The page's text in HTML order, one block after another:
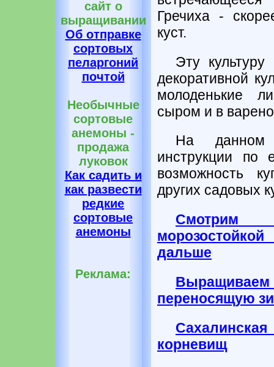
сайт о
выращивании
Об отправке
сортовых
пеларгоний
почтой
Необычные
сортовые
анемоны -
продажа
луковок
Как садить и
как развести
редкие
сортовые
анемоны
Реклама:
Гречиха -
куст.
Эту
декоративной
молоденькие
сыром и в
На данном
инструкции по
возможность
других садовых
дальше
переносящую
корневищ